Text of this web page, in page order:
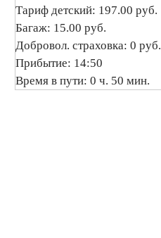
Тариф детский: 197.00 руб.
Багаж: 15.00 руб.
Добровол. страховка: 0 руб.
Прибытие: 14:50
Время в пути: 0 ч. 50 мин.